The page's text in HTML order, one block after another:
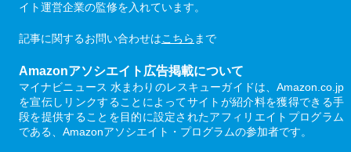
イト運営企業の監修を入れています。
記事に関するお問い合わせはこちら まで
Amazonアソシエイト広告掲載について
マイナビニュース 水まわりのレスキューガイドは、Amazon.co.jp
を宣伝しリンクすることによってサイトが紹介料を獲得できる手
段を提供することを目的に設定されたアフィリエイトプログラム
である、Amazonアソシエイト・プログラムの参加者です。